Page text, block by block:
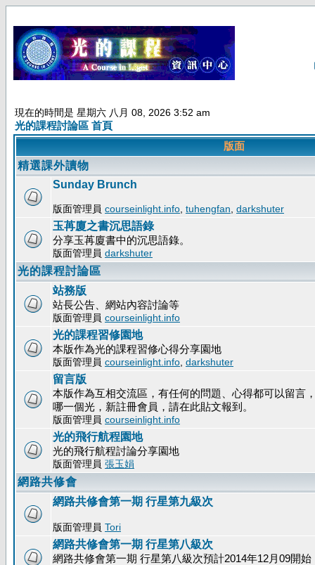
現在的時間是 星期六 八月 08, 2026 3:52 am
光的課程討論區 首頁
版面
精選課外讀物
Sunday Brunch
版面管理員 courseinlight.info tuhengfan darkshuter
玉苒廈之書沉思語錄
分享玉苒廈書中的沉思語錄。
版面管理員 darkshuter
光的課程討論區
站務版
站長公告、網站內容討論等
版面管理員 courseinlight.info
光的課程習修園地
本版作為光的課程習修心得分享園地
版面管理員 courseinlight.info darkshuter
留言版
本版作為互相交流區，有任何的問題、心得都可以留言
哪一個光，新註冊會員，請在此貼文報到。
版面管理員 courseinlight.info
光的飛行航程園地
光的飛行航程討論分享園地
版面管理員 張玉娟
網路共修會
網路共修會第一期 行星第九級次
版面管理員 Tori
網路共修會第一期 行星第八級次
網路共修會第一期 行星第八級次預計2014年12月09開始